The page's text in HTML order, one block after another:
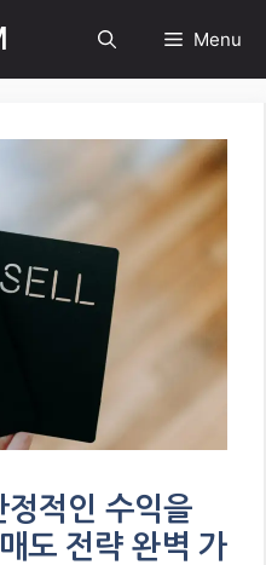
Menu
정적인 수익을
도 전략 완벽 가